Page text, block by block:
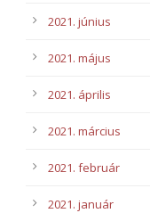
2021. június
2021. május
2021. április
2021. március
2021. február
2021. január